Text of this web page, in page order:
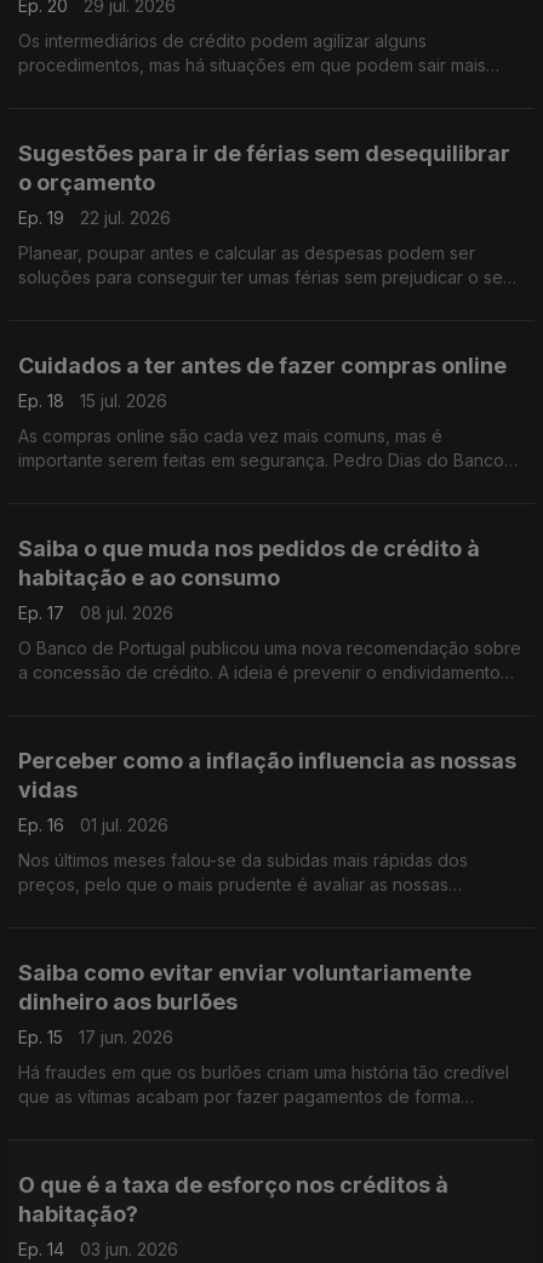
Ep. 20
29 jul. 2026
Os intermediários de crédito podem agilizar alguns
procedimentos, mas há situações em que podem sair mais
Sugestões para ir de férias sem desequilibrar
o orçamento
Ep. 19
22 jul. 2026
Planear, poupar antes e calcular as despesas podem ser
soluções para conseguir ter umas férias sem prejudicar o seu
Cuidados a ter antes de fazer compras online
Ep. 18
15 jul. 2026
As compras online são cada vez mais comuns, mas é
importante serem feitas em segurança. Pedro Dias do Banco
Saiba o que muda nos pedidos de crédito à
habitação e ao consumo
Ep. 17
08 jul. 2026
O Banco de Portugal publicou uma nova recomendação sobre
a concessão de crédito. A ideia é prevenir o endividamento
Perceber como a inflação influencia as nossas
vidas
Ep. 16
01 jul. 2026
Nos últimos meses falou-se da subidas mais rápidas dos
preços, pelo que o mais prudente é avaliar as nossas
Saiba como evitar enviar voluntariamente
dinheiro aos burlões
Ep. 15
17 jun. 2026
Há fraudes em que os burlões criam uma história tão credível
que as vítimas acabam por fazer pagamentos de forma
O que é a taxa de esforço nos créditos à
habitação?
Ep. 14
03 jun. 2026